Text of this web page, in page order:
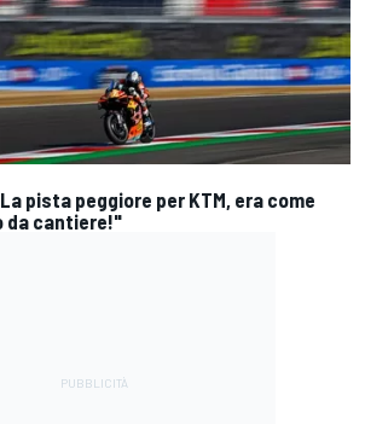
pista peggiore per KTM, era come
da cantiere!"